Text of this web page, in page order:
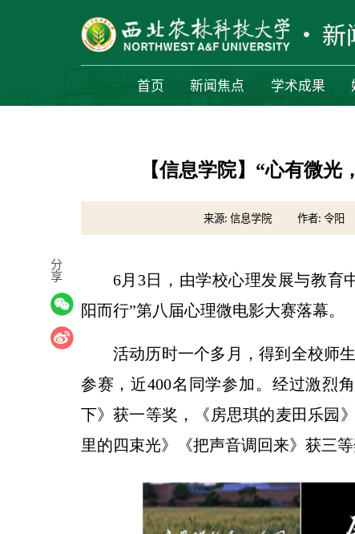
首页 新闻焦点 学术成果
【信息学院】“心有微
来源: 信息学院 作者: 令阳
6月3日，由学校心理发展与教育
阳而行”第八届心理微电影大赛落幕。
活动历时一个多月，得到全校师
参赛，近400名同学参加。经过激烈
下》获一等奖，《房思琪的麦田乐园
里的四束光》《把声音调回来》获三等
分
享